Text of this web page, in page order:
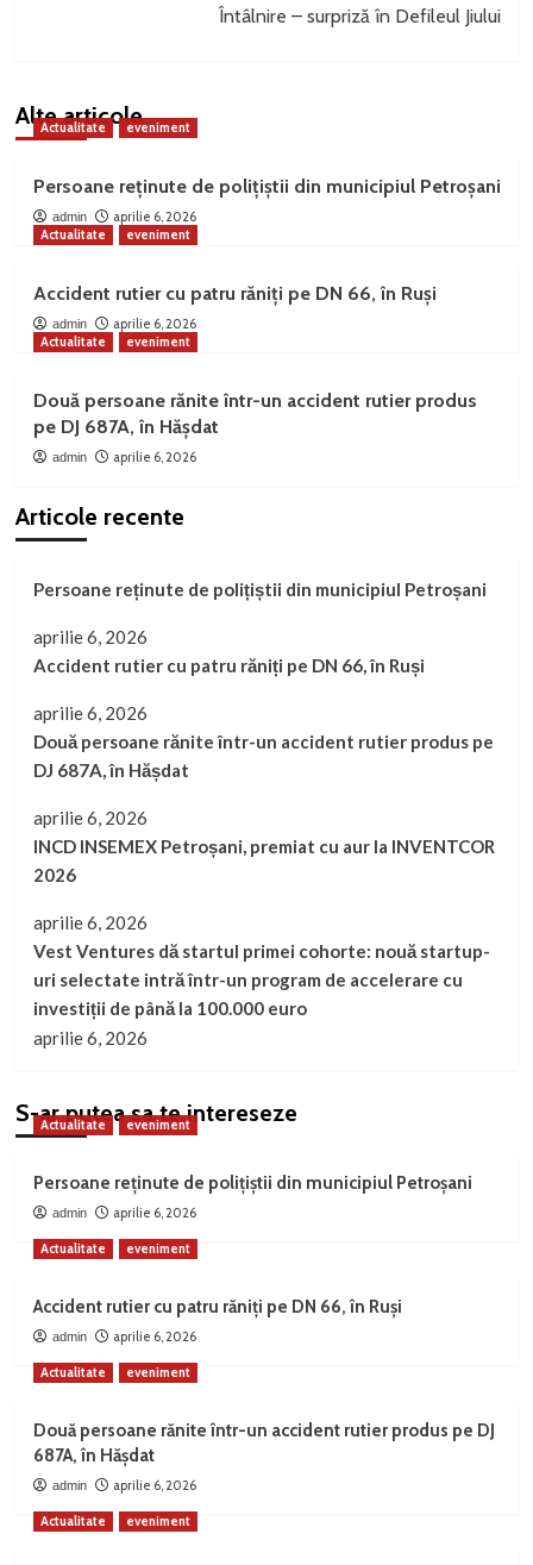
Întâlnire – surpriză în Defileul Jiului
Alte articole
Actualitate eveniment
Persoane reținute de polițiștii din municipiul Petroșani
admin
aprilie 6, 2026
Actualitate
eveniment
Accident rutier cu patru răniți pe DN 66, în Ruși
admin
aprilie 6, 2026
Actualitate
eveniment
Două persoane rănite într-un accident rutier produs
pe DJ 687A, în Hășdat
admin aprilie 6, 2026
Articole recente
Persoane reținute de polițiștii din municipiul Petroșani
aprilie 6, 2026
Accident rutier cu patru răniți pe DN 66, în Ruși
aprilie 6, 2026
Două persoane rănite într-un accident rutier produs pe
DJ 687A, în Hășdat
aprilie 6, 2026
INCD INSEMEX Petroșani, premiat cu aur la INVENTCOR
2026
aprilie 6, 2026
Vest Ventures dă startul primei cohorte: nouă startup-
uri selectate intră într-un program de accelerare cu
investiții de până la 100.000 euro
aprilie 6, 2026
S-ar putea sa te intereseze
Actualitate eveniment
Persoane reținute de polițiștii din municipiul Petroșani
admin aprilie 6, 2026
Actualitate eveniment
Accident rutier cu patru răniți pe DN 66, în Ruși
admin aprilie 6, 2026
Actualitate eveniment
Două persoane rănite într-un accident rutier produs pe DJ
687A, în Hășdat
admin aprilie 6, 2026
Actualitate eveniment